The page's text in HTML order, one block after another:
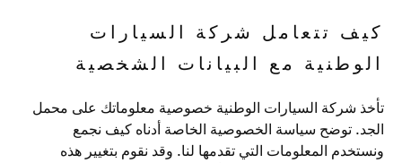
كيف تتعامل شركة السيارات
الوطنية مع البيانات الشخصية
تأخذ شركة السيارات الوطنية خصوصية معلوماتك على محمل
الجد. توضح سياسة الخصوصية الخاصة أدناه كيف نجمع
ونستخدم المعلومات التي تقدمها لنا. وقد نقوم بتغيير هذه